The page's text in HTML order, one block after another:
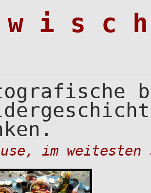
w i s c
im weitesten